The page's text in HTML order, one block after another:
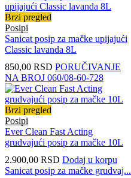
Brzi pregled
Posipi
Sanicat posip za mačke upijajući
Classic lavanda 8L
850,00 RSD PORUČIVANJE
NA BROJ 060/08-60-728
Brzi pregled
Posipi
Ever Clean Fast Acting
grudvajući posip za mačke 10L
2.900,00 RSD Dodaj u korpu
Sanicat posip za mačke grudvaj...